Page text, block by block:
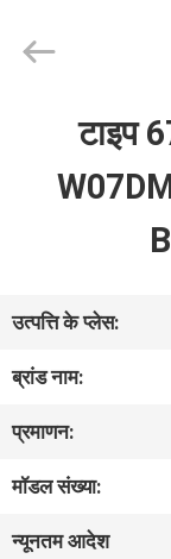
वीडियो
हमारे
बारे
International
टाइप
उत्पत्ति के प्लेस:
ब्रांड नाम:
प्रमाणन:
मॉडल संख्या:
न्यूनतम आदेश